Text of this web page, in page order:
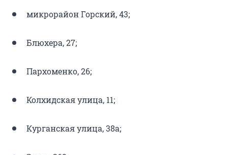
микрорайон Горский, 43;
Блюхера, 27;
Пархоменко, 26;
Колхидская улица, 11;
Курганская улица, 38а;